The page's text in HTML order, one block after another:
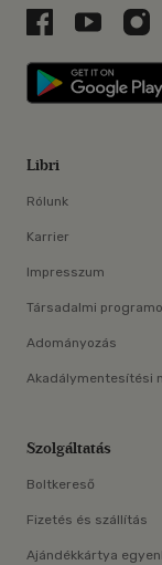
Libri aLibri a
Libri
Rólunk
Karrier
Impresszum
Társadalmi
Adományozás
Akadálymentesítési
Szolgáltatás
Boltkereső
Fizetés és szállítás
Ajándékkártya